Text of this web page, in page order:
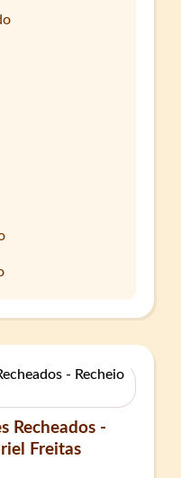
Recheados -
Freitas